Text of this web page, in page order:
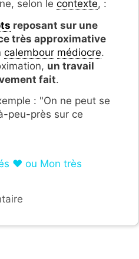
selon le contexte, :
reposant sur une
très approximative
calembour médiocre.
un travail
fait.
: "On ne peut se
peu-près sur ce
❤ ou Mon très